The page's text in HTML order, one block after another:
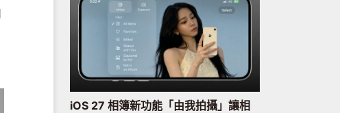
iOS 27 相簿新功能「由我拍攝」讓相